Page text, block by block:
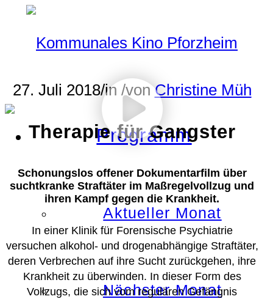
Programm
Aktueller Monat
Nächster Monat
27. Juli 2018/in /vonChristine Müh
Therapie für Gangster
Schonungslos offener Dokumentarfilm über
suchtkranke Straftäter im Maßregelvollzug und
ihren Kampf gegen die Krankheit.
In einer Klinik für Forensische Psychiatrie
versuchen alkohol- und drogenabhängige Straftäter,
deren Verbrechen auf ihre Sucht zurückgehen, ihre
Krankheit zu überwinden. In dieser Form des
Vollzugs, die sich vom regulären Gefängnis